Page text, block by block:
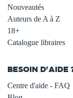
Nouveautés
Auteurs de A à Z
18+
Catalogue libraires
BESOIN D'AIDE
Centre d'aide - FAQ